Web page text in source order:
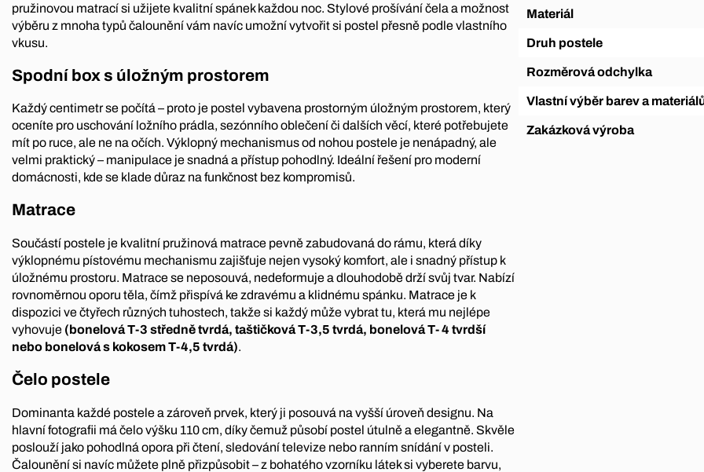
pružinovou matrací si užijete kvalitní spánek každou noc. Stylové prošívání čela a možnost
výběru z mnoha typů čalounění vám navíc umožní vytvořit si postel přesně podle vlastního
vkusu.
Spodní box s úložným prostorem
Každý centimetr se počítá – proto je postel vybavena prostorným úložným prostorem, který
oceníte pro uschování ložního prádla, sezónního oblečení či dalších věcí, které potřebujete
mít po ruce, ale ne na očích. Výklopný mechanismus od nohou postele je nenápadný, ale
velmi praktický – manipulace je snadná a přístup pohodlný. Ideální řešení pro moderní
domácnosti, kde se klade důraz na funkčnost bez kompromisů.
Matrace
Součástí postele je kvalitní pružinová matrace pevně zabudovaná do rámu, která díky
výklopnému pístovému mechanismu zajišťuje nejen vysoký komfort, ale i snadný přístup k
úložnému prostoru. Matrace se neposouvá, nedeformuje a dlouhodobě drží svůj tvar. Nabízí
rovnoměrnou oporu těla, čímž přispívá ke zdravému a klidnému spánku. Matrace je k
dispozici ve čtyřech různých tuhostech, takže si každý může vybrat tu, která mu nejlépe
vyhovuje (bonelová T-3 středně tvrdá, taštičková T-3,5 tvrdá, bonelová T- 4 tvrdší
nebo bonelová s kokosem T-4,5 tvrdá).
Čelo postele
Dominanta každé postele a zároveň prvek, který ji posouvá na vyšší úroveň designu. Na
hlavní fotografii má čelo výšku 110 cm, díky čemuž působí postel útulně a elegantně. Skvěle
poslouží jako pohodlná opora při čtení, sledování televize nebo ranním snídání v posteli.
Čalounění si navíc můžete plně přizpůsobit – z bohatého vzorníku látek si vyberete barvu,
Materiál
Druh postele
Rozměrová odchylka
Vlastní výběr barev a
Zakázková výroba